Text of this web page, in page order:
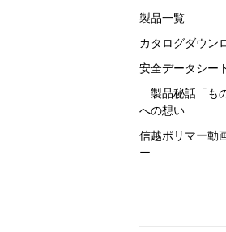
製品一覧
カタログダウン
安全データシー
製品秘話 「も
への想い
信越ポリマー動
ー